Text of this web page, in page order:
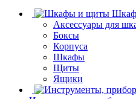
Аксессуары для
Боксы
Корпуса
Шкафы
Щиты
Ящики